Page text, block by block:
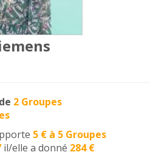
2 Groupes
5 € à 5 Groupes
il/elle a donné 284 €